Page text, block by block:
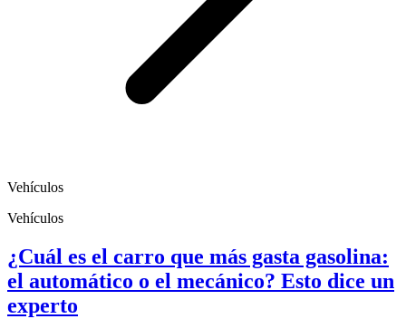
Vehículos
Vehículos
¿Cuál es el carro que más gasta gasolina:
el automático o el mecánico? Esto dice un
experto